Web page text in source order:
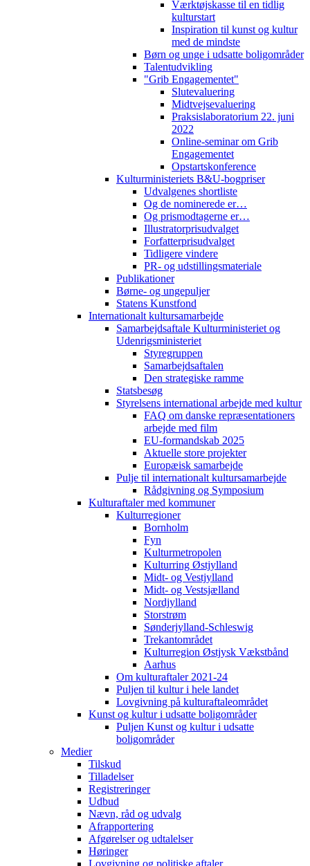
Værktøjskasse til en tidlig
kulturstart
Inspiration til kunst og kultur
med de mindste
Børn og unge i udsatte boligområder
Talentudvikling
"Grib Engagementet"
Slutevaluering
Midtvejsevaluering
Praksislaboratorium 22. juni
2022
Online-seminar om Grib
Engagementet
Opstartskonference
Kulturministeriets B&U-bogpriser
Udvalgenes shortliste
Og de nominerede er…
Og prismodtagerne er…
Illustratorprisudvalget
Forfatterprisudvalget
Tidligere vindere
PR- og udstillingsmateriale
Publikationer
Børne- og ungepuljer
Statens Kunstfond
Internationalt kultursamarbejde
Samarbejdsaftale Kulturministeriet og
Udenrigsministeriet
Styregruppen
Samarbejdsaftalen
Den strategiske ramme
Statsbesøg
Styrelsens international arbejde med kultur
FAQ om danske repræsentationers
arbejde med film
EU-formandskab 2025
Aktuelle store projekter
Europæisk samarbejde
Pulje til internationalt kultursamarbejde
Rådgivning og Symposium
Kulturaftaler med kommuner
Kulturregioner
Bornholm
Fyn
Kulturmetropolen
Kulturring Østjylland
Midt- og Vestjylland
Midt- og Vestsjælland
Nordjylland
Storstrøm
Sønderjylland-Schleswig
Trekantområdet
Kulturregion Østjysk Vækstbånd
Aarhus
Om kulturaftaler 2021-24
Puljen til kultur i hele landet
Lovgivning på kulturaftaleområdet
Kunst og kultur i udsatte boligområder
Puljen Kunst og kultur i udsatte
boligområder
Medier
Tilskud
Tilladelser
Registreringer
Udbud
Nævn, råd og udvalg
Afrapportering
Afgørelser og udtalelser
Høringer
Lovgivning og politiske aftaler